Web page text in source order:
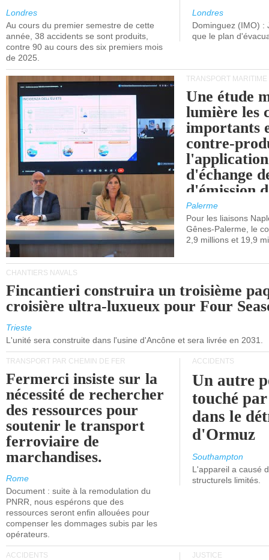
Londres
Au cours du premier semestre de cette
année, 38 accidents se sont produits,
contre 90 au cours des six premiers mois
de 2025.
Londres
Dominguez (IMO) :
que le plan
TRANSPORT MARITIME
Une étude
lumière les
importants
contre-
d'échange
d'émission
(SEQE-UE)
maritimes
occidentale.
Palerme
Pour les liaisons
Gênes-Palerme, le
2,9 millions et 19,9
CHANTIERS NAVALS
Fincantieri construira un troisième
croisière ultra-luxueux pour Four
Trieste
L'unité sera construite dans l'usine d'Ancône et sera livrée en 2031.
TRANSPORT PAR CHEMIN DE FER
Fermerci insiste sur la
nécessité de rechercher
des ressources pour
soutenir le transport
ferroviaire de
marchandises.
Rome
Document : suite à la remodulation du
PNRR, nous espérons que des
ressources seront enfin allouées pour
compenser les dommages subis par les
opérateurs.
ACCIDENTS
Un autre
touché
dans le
d'Ormuz
Southampton
L'appareil a causé
structurels limités.
ACCIDENTS JUSTICE